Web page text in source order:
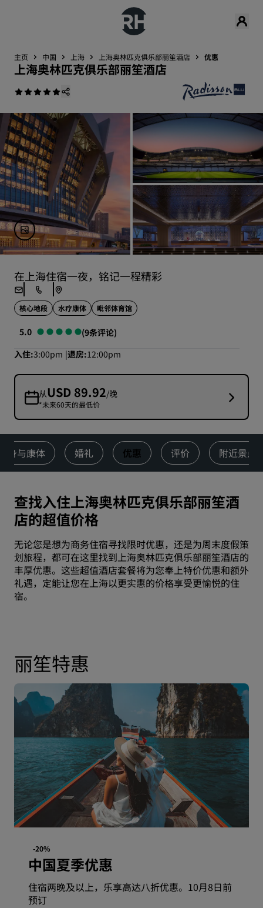
主页 中国 上海 上海奥林匹克俱乐部丽笙酒店 优惠
上海奥林匹克俱乐部丽笙酒店
在上海住宿一夜，铭记一程精彩
核心地段 水疗康体 毗邻体育馆
5.0
(9条评论)
入住 3:00pm 退房 12:00pm
从USD 89.92/晚
*未来60天的最低价
身与康体 婚礼 优惠 评价 附近景点
查找入住上海奥林匹克俱乐部丽笙酒
店的超值价格
无论您是想为商务住宿寻找限时优惠，还是为周末度假策
划旅程，都可在这里找到上海奥林匹克俱乐部丽笙酒店的
丰厚优惠。这些超值酒店套餐将为您奉上特价优惠和额外
礼遇，定能让您在上海以更实惠的价格享受更愉悦的住
宿。
丽笙特惠
-20%
中国夏季优惠
住宿两晚及以上，乐享高达八折优惠。10月8日前
预订